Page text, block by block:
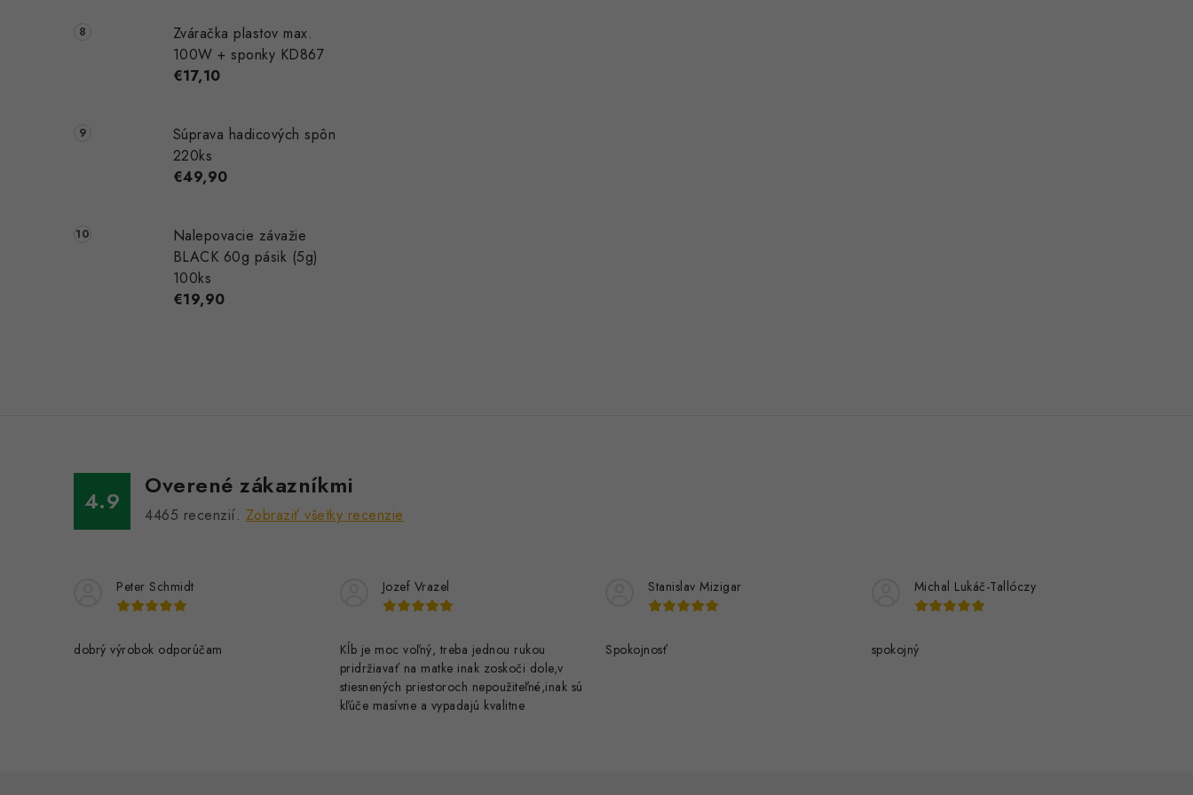
Zváračka plastov max.
100W + sponky KD867
€17,10
Súprava hadicových spôn
220ks
€49,90
Nalepovacie závažie
BLACK 60g pásik (5g)
100ks
€19,90
4.9
Overené zákazníkmi
4465 recenzií. Zobraziť všetky recenzie
Peter Schmidt
dobrý výrobok odporúčam
Jozef Vrazel
Kĺb je moc voľný, treba jednou rukou
pridržiavať na matke inak zoskoči dole,v
stiesnených priestoroch nepoužiteľné,inak sú
kľúče masívne a vypadajú kvalitne
Stanislav Mizigar
Spokojnosť
Michal Lukáč-Tallóczy
spokojný